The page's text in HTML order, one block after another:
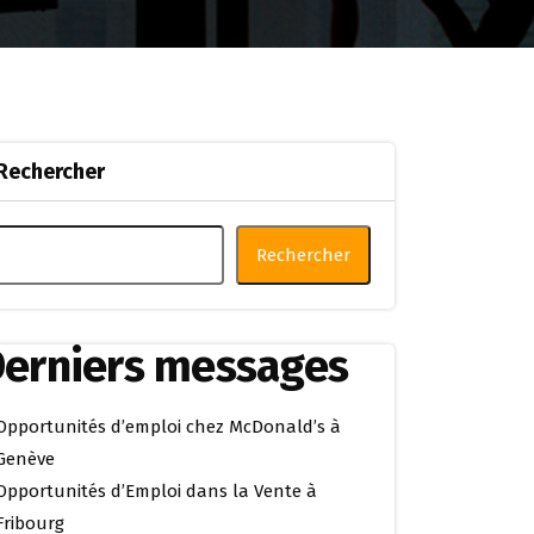
Rechercher
messages
d’emploi chez McDonald’s à
d’Emploi dans la Vente à